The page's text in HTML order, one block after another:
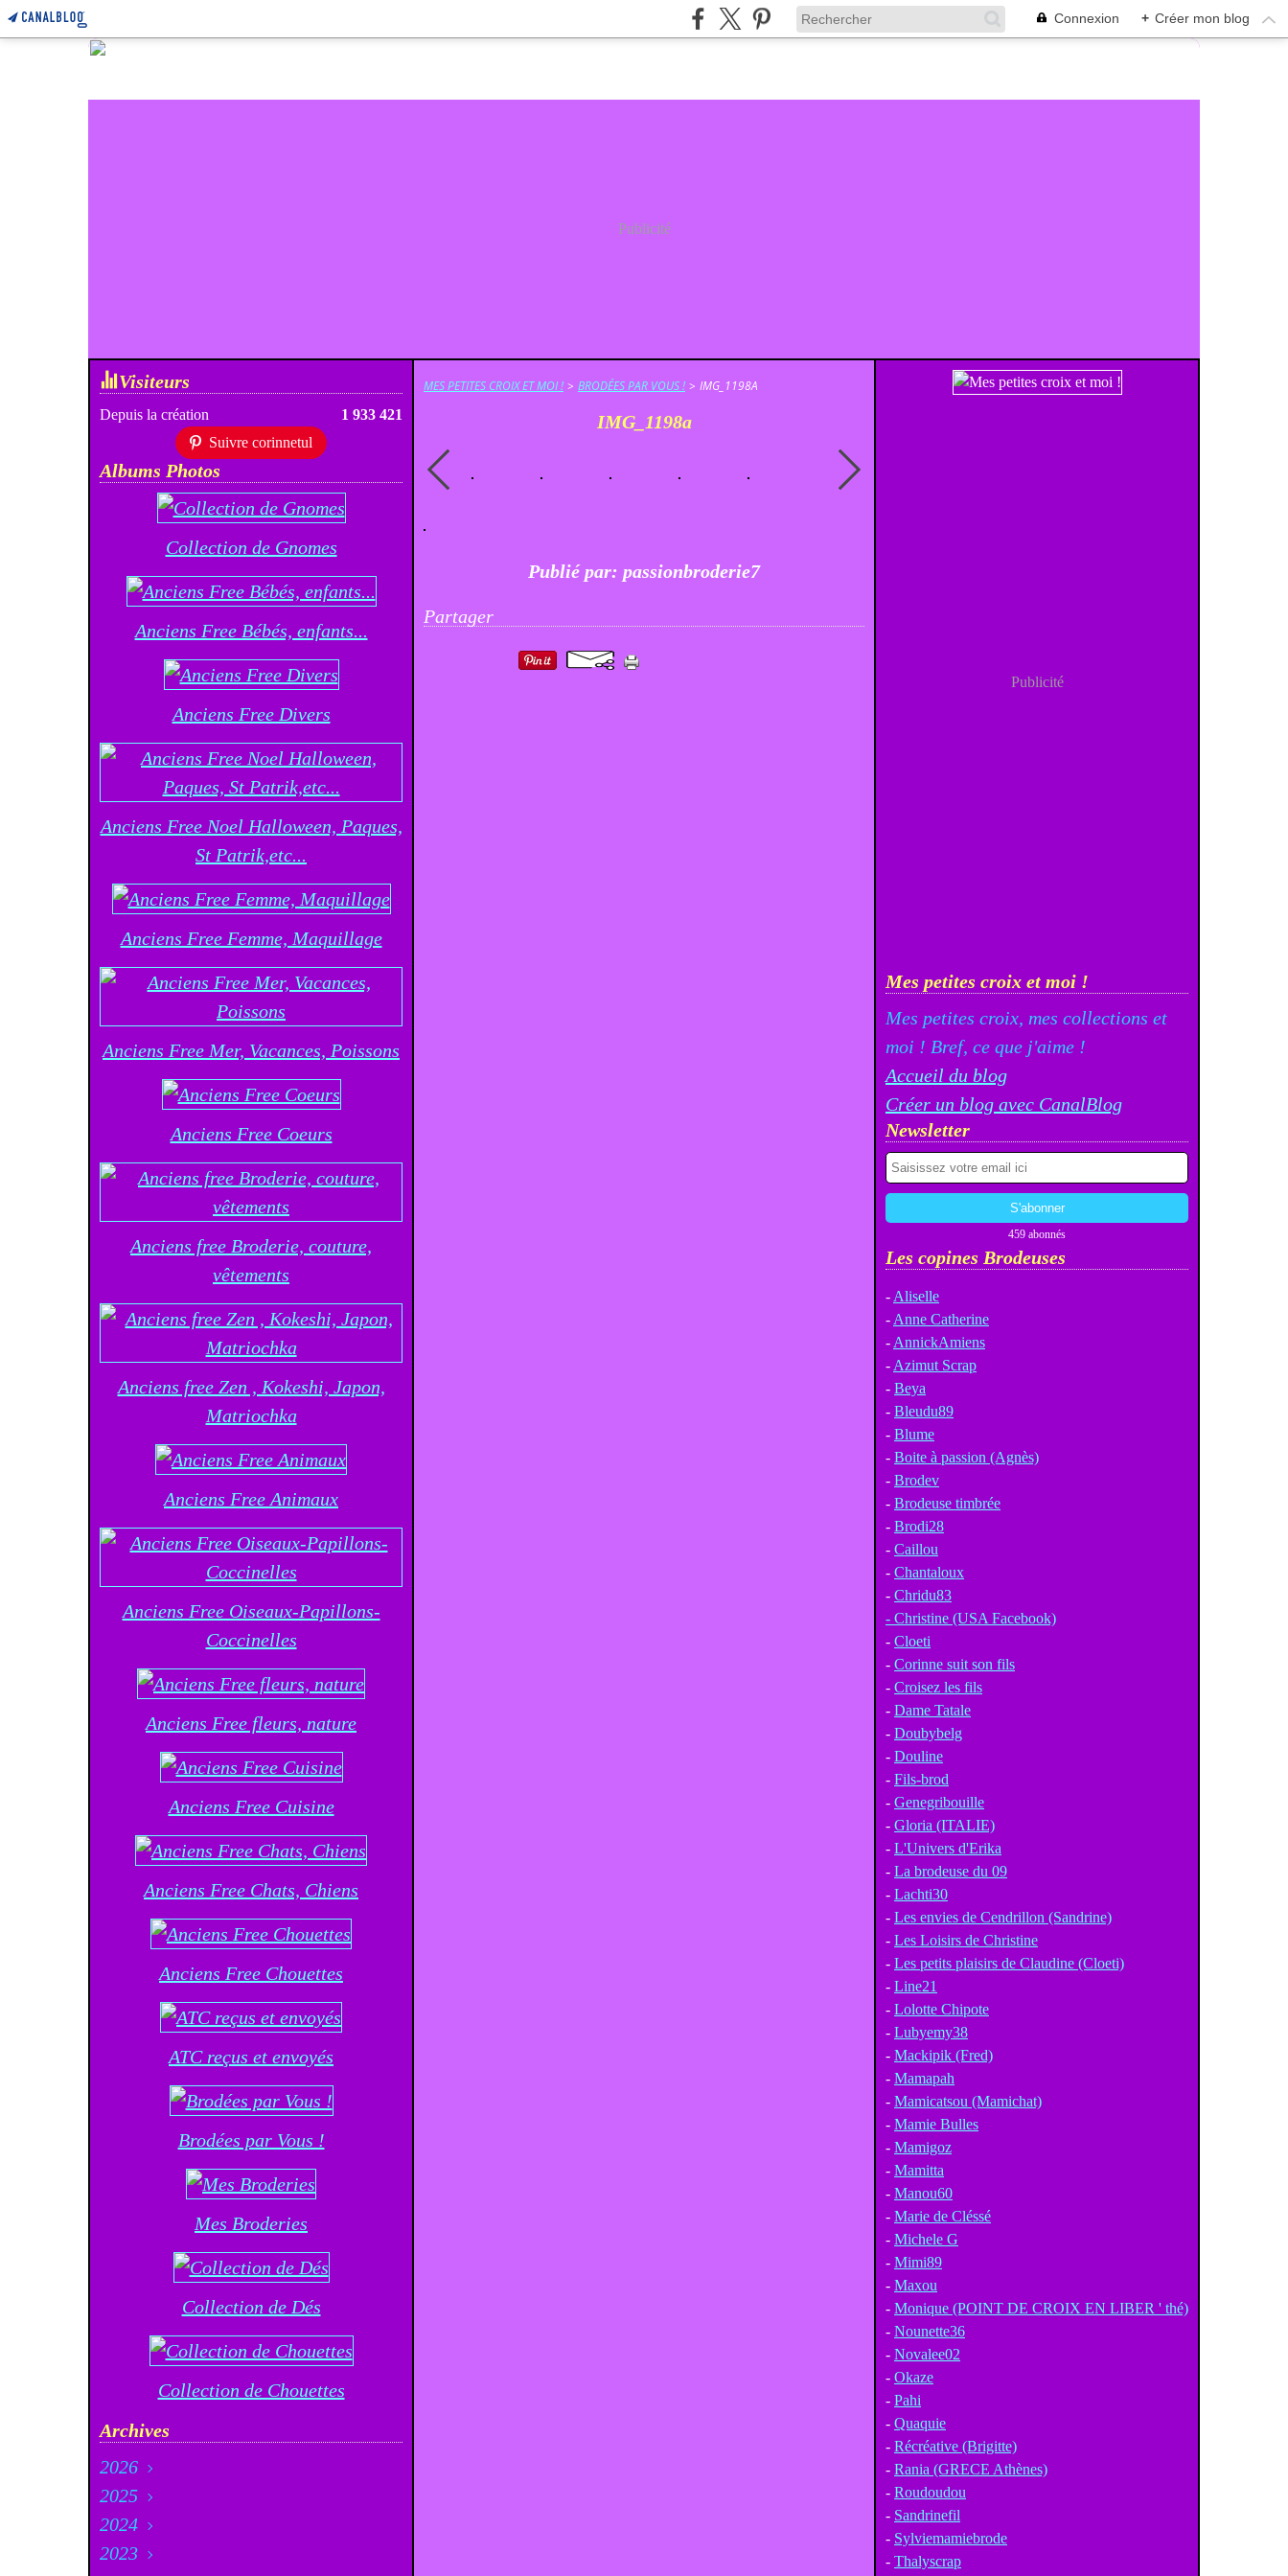
Connexion + Créer mon blog
Publicité
Visiteurs
Depuis la création
1 933 421
Suivre corinnetul
Albums Photos
Collection de Gnomes
Anciens Free Bébés, enfants...
Anciens Free Divers
Anciens Free Noel Halloween, Paques,
St Patrik,etc...
Anciens Free Femme, Maquillage
Anciens Free Mer, Vacances, Poissons
Anciens Free Coeurs
Anciens free Broderie, couture,
vêtements
Anciens free Zen , Kokeshi, Japon,
Matriochka
Anciens Free Animaux
Anciens Free Oiseaux-Papillons-
Coccinelles
Anciens Free fleurs, nature
Anciens Free Cuisine
Anciens Free Chats, Chiens
Anciens Free Chouettes
ATC reçus et envoyés
Brodées par Vous !
Mes Broderies
Collection de Dés
Collection de Chouettes
Archives
2026
Août
Juillet
Juin
2025
Décembre
Novembre
2024
Décembre
2023
MES PETITES CROIX ET MOI ! > BRODÉES PAR VOUS ! > IMG_1198A
IMG_1198a
Publié par: passionbroderie7
Partager
Publicité
Mes petites croix et moi !
Mes petites croix, mes collections et
moi ! Bref, ce que j'aime !
Accueil du blog
Créer un blog avec CanalBlog
Newsletter
459 abonnés
Les copines Brodeuses
- Aliselle
- Anne Catherine
- AnnickAmiens
- Azimut Scrap
- Beya
- Bleudu89
- Blume
- Boite à passion (Agnès)
- Brodev
- Brodeuse timbrée
- Brodi28
- Caillou
- Chantaloux
- Chridu83
- Christine (USA Facebook)
- Cloeti
- Corinne suit son fils
- Croisez les fils
- Dame Tatale
- Doubybelg
- Douline
- Fils-brod
- Genegribouille
- Gloria (ITALIE)
- L'Univers d'Erika
- La brodeuse du 09
- Lachti30
- Les envies de Cendrillon (Sandrine)
- Les Loisirs de Christine
- Les petits plaisirs de Claudine (Cloeti)
- Line21
- Lolotte Chipote
- Lubyemy38
- Mackipik (Fred)
- Mamapah
- Mamicatsou (Mamichat)
- Mamie Bulles
- Mamigoz
- Mamitta
- Manou60
- Marie de Cléssé
- Michele G
- Mimi89
- Maxou
- Monique (POINT DE CROIX EN LIBER ' thé)
- Nounette36
- Novalee02
- Okaze
- Pahi
- Quaquie
- Récréative (Brigitte)
- Rania (GRECE Athènes)
- Roudoudou
- Sandrinefil
- Sylviemamiebrode
- Thalyscrap